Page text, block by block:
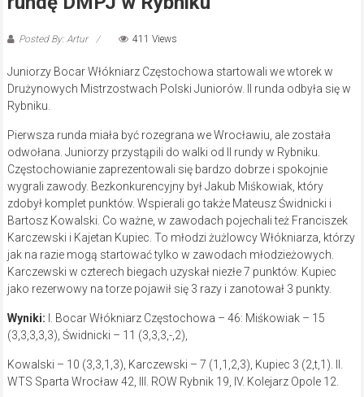
Posted By: Artur 411 Views
Juniorzy Bocar Włókniarz Częstochowa startowali we wtorek w
Drużynowych Mistrzostwach Polski Juniorów. II runda odbyła się w
Rybniku.
Pierwsza runda miała być rozegrana we Wrocławiu, ale została
odwołana. Juniorzy przystąpili do walki od II rundy w Rybniku.
Częstochowianie zaprezentowali się bardzo dobrze i spokojnie
wygrali zawody. Bezkonkurencyjny był Jakub Miśkowiak, który
zdobył komplet punktów. Wspierali go także Mateusz Świdnicki i
Bartosz Kowalski. Co ważne, w zawodach pojechali też Franciszek
Karczewski i Kajetan Kupiec. To młodzi żużlowcy Włókniarza, którzy
jak na razie mogą startować tylko w zawodach młodzieżowych.
Karczewski w czterech biegach uzyskał niezłe 7 punktów. Kupiec
jako rezerwowy na torze pojawił się 3 razy i zanotował 3 punkty.
Wyniki: I. Bocar Włókniarz Częstochowa – 46: Miśkowiak – 15
(3,3,3,3,3), Świdnicki – 11 (3,3,3,-,2),
Kowalski – 10 (3,3,1,3), Karczewski – 7 (1,1,2,3), Kupiec 3 (2,t,1). II.
WTS Sparta Wrocław 42, III. ROW Rybnik 19, IV. Kolejarz Opole 12.